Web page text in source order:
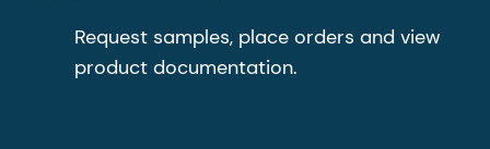
Request samples, place orders and view
product documentation.